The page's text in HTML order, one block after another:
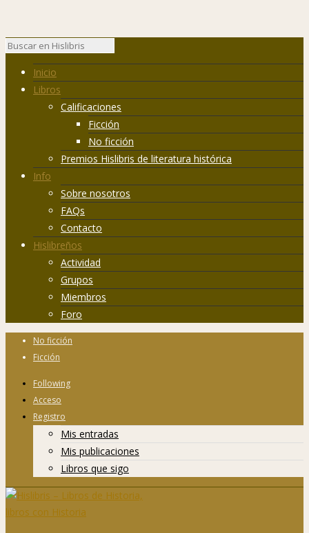
Inicio
Libros
Calificaciones
Ficción
No ficción
Premios Hislibris de literatura histórica
Info
Sobre nosotros
FAQs
Contacto
Hislibreños
Actividad
Grupos
Miembros
Foro
No ficción
Ficción
Following
Acceso
Registro
Mis entradas
Mis publicaciones
Libros que sigo